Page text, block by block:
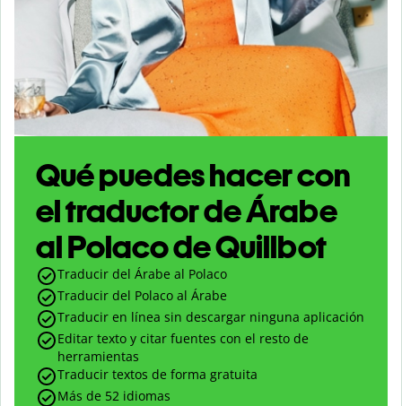
Qué puedes hacer con
el traductor de Árabe
al Polaco de Quillbot
Traducir del Árabe al Polaco
Traducir del Polaco al Árabe
Traducir en línea sin descargar ninguna aplicación
Editar texto y citar fuentes con el resto de
herramientas
Traducir textos de forma gratuita
Más de 52 idiomas